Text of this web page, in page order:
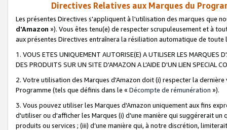
Directives Relatives aux Marques du
Les présentes Directives s'appliquent à l'utilisation des marques que
d'Amazon »). Vous êtes tenu(e) de respecter scrupuleusement et à
aux présentes Directives entraînera la résiliation automatique de
1. VOUS ETES UNIQUEMENT AUTORISE(E) A UTILISER LES MARQUES
DES PRODUITS SUR UN SITE D'AMAZON A L'AIDE D'UN LIEN SPECIAL
2. Votre utilisation des Marques d'Amazon doit (i) respecter la
Programme (tels que définis dans le « Décompte de rémunération »).
3. Vous pouvez utiliser les Marques d'Amazon uniquement aux fins
d'utiliser ou d'afficher les Marques (i) d’une manière qui suggérerait
produits ou services ; (iii) d’une manière qui, à notre discrétion,